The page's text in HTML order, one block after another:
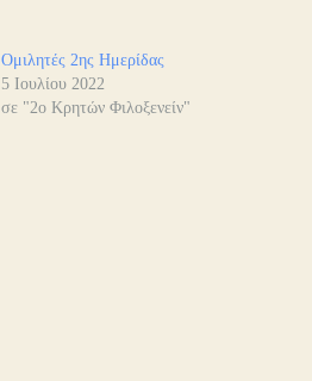
Ομιλητές 2ης Ημερίδας
5 Ιουλίου 2022
σε "2ο Κρητών Φιλοξενείν"